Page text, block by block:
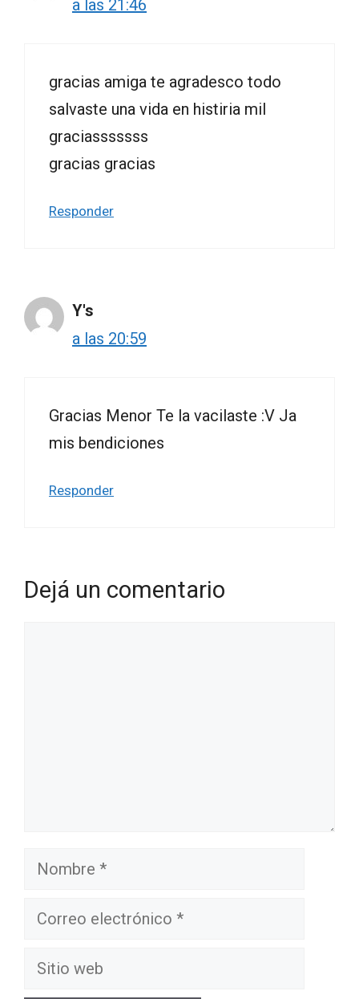
a las 21:46
gracias amiga te agradesco todo
salvaste una vida en histiria mil
graciasssssss
gracias gracias
Responder
Y's
a las 20:59
Gracias Menor Te la vacilaste :V Ja
mis bendiciones
Responder
Dejá un comentario
Nombre
Correo
Sitio